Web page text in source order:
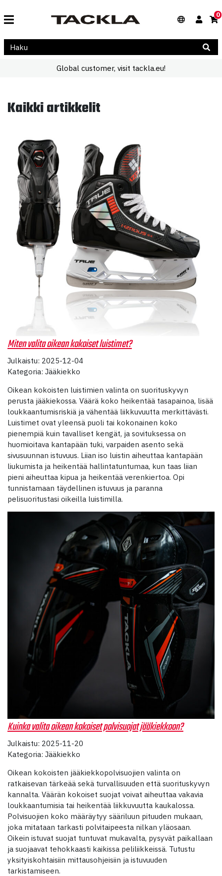
0
Global customer, visit tackla.eu!
Kaikki artikkelit
Miten valita oikean kokoiset luistimet?
Julkaistu: 2025-12-04
Kategoria: Jääkiekko
Oikean kokoisten luistimien valinta on suorituskyvyn
perusta jääkiekossa. Väärä koko heikentää tasapainoa, lisää
loukkaantumisriskiä ja vähentää liikkuvuutta merkittävästi.
Luistimet ovat yleensä puoli tai kokonainen koko
pienempiä kuin tavalliset kengät, ja sovituksessa on
huomioitava kantapään tuki, varpaiden asento sekä
sivusuunnan istuvuus. Liian iso luistin aiheuttaa kantapään
liukumista ja heikentää hallintatuntumaa, kun taas liian
pieni aiheuttaa kipua ja heikentää verenkiertoa. Opi
tunnistamaan täydellinen istuvuus ja paranna
pelisuoritustasi oikeilla luistimilla.
Kuinka valita oikean kokoiset polvisuojat jääkiekkoon?
Julkaistu: 2025-11-20
Kategoria: Jääkiekko
Oikean kokoisten jääkiekkopolvisuojien valinta on
ratkaisevan tärkeää sekä turvallisuuden että suorituskyvyn
kannalta. Väärän kokoiset suojat voivat aiheuttaa vakavia
loukkaantumisia tai heikentää liikkuvuutta kaukalossa.
Polvisuojien koko määräytyy sääriluun pituuden mukaan,
joka mitataan tarkasti polvitaipeesta nilkan yläosaan.
Oikein istuvat suojat tuntuvat mukavalta, pysyvät paikallaan
ja suojaavat tehokkaasti kaikissa peliliikkeissä. Tutustu
yksityiskohtaisiin mittausohjeisiin ja istuvuuden
tarkistamiseen.